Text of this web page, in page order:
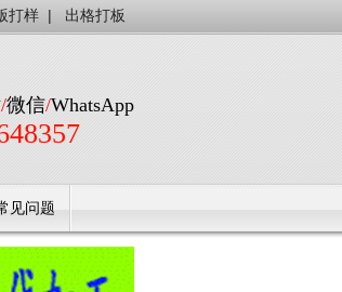
打样 | 出格打板
/微信/WhatsApp
见问题